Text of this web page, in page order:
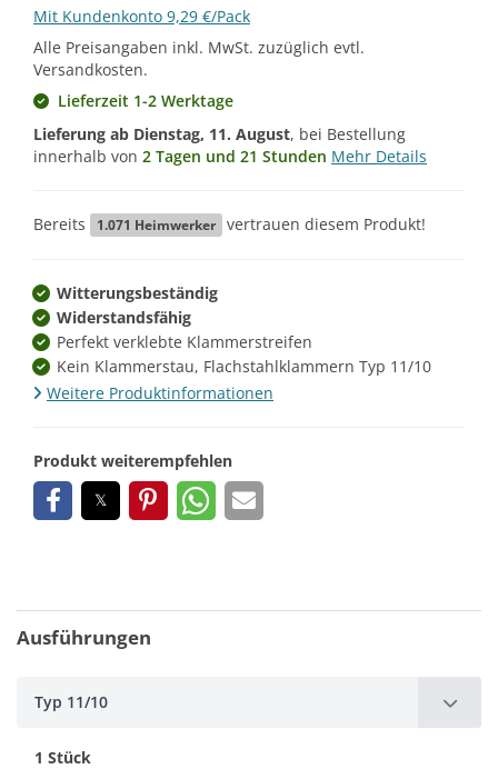
Mit Kundenkonto 9,29 €/Pack
Alle Preisangaben inkl. MwSt. zuzüglich evtl.
Versandkosten.
Lieferzeit 1-2 Werktage
Lieferung ab Dienstag, 11. August, bei Bestellung
innerhalb von 2 Tagen und 21 Stunden Mehr Details
Bereits 1.071 Heimwerker vertrauen diesem Produkt!
Witterungsbeständig
Widerstandsfähig
Perfekt verklebte Klammerstreifen
Kein Klammerstau, Flachstahlklammern Typ 11/10
Weitere Produktinformationen
Produkt weiterempfehlen
Ausführungen
Typ 11/10
1 Stück